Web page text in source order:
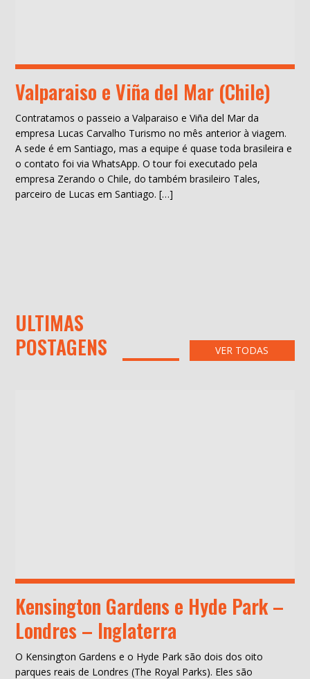
Valparaiso e Viña del Mar (Chile)
Contratamos o passeio a Valparaiso e Viña del Mar da
empresa Lucas Carvalho Turismo no mês anterior à viagem.
A sede é em Santiago, mas a equipe é quase toda brasileira e
o contato foi via WhatsApp. O tour foi executado pela
empresa Zerando o Chile, do também brasileiro Tales,
parceiro de Lucas em Santiago. […]
ULTIMAS
POSTAGENS
VER TODAS
Kensington Gardens e Hyde Park –
Londres – Inglaterra
O Kensington Gardens e o Hyde Park são dois dos oito
parques reais de Londres (The Royal Parks). Eles são